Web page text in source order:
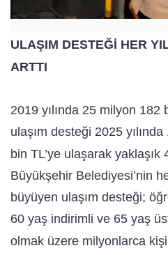
ULAŞIM DESTEĞİ HER
ARTTI
2019 yılında 25 milyon
ulaşım desteği 2025
bin TL’ye ulaşarak yaklaşık
Büyükşehir Belediyesi’nin
büyüyen ulaşım desteği;
60 yaş indirimli ve 65 yaş
olmak üzere milyonlarca